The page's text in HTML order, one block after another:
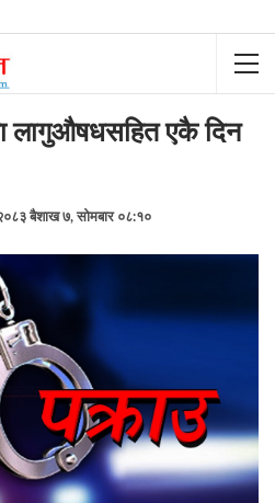
लागुऔषधसहित एकै दिन
बैशाख ७, सोमबार ०८:१०